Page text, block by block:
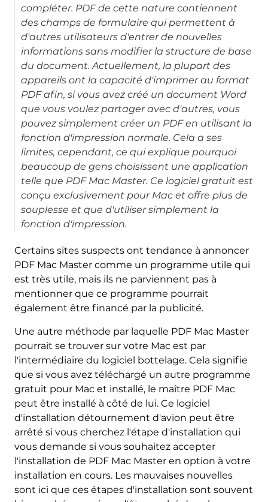
compléter. PDF de cette nature contiennent
des champs de formulaire qui permettent à
d'autres utilisateurs d'entrer de nouvelles
informations sans modifier la structure de base
du document. Actuellement, la plupart des
appareils ont la capacité d'imprimer au format
PDF afin, si vous avez créé un document Word
que vous voulez partager avec d'autres, vous
pouvez simplement créer un PDF en utilisant la
fonction d'impression normale. Cela a ses
limites, cependant, ce qui explique pourquoi
beaucoup de gens choisissent une application
telle que PDF Mac Master. Ce logiciel gratuit est
conçu exclusivement pour Mac et offre plus de
souplesse et que d'utiliser simplement la
fonction d'impression.
Certains sites suspects ont tendance à annoncer
PDF Mac Master comme un programme utile qui
est très utile, mais ils ne parviennent pas à
mentionner que ce programme pourrait
également être financé par la publicité.
Une autre méthode par laquelle PDF Mac Master
pourrait se trouver sur votre Mac est par
l'intermédiaire du logiciel bottelage. Cela signifie
que si vous avez téléchargé un autre programme
gratuit pour Mac et installé, le maître PDF Mac
peut être installé à côté de lui. Ce logiciel
d'installation détournement d'avion peut être
arrêté si vous cherchez l'étape d'installation qui
vous demande si vous souhaitez accepter
l'installation de PDF Mac Master en option à votre
installation en cours. Les mauvaises nouvelles
sont ici que ces étapes d'installation sont souvent